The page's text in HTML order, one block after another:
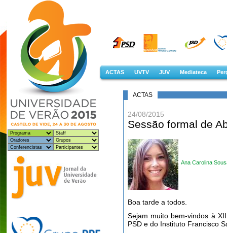
ACTAS UVTV JUV Mediateca
ACTAS
24/08/2015
Sessão formal de
Ana Carolina
Boa tarde a todos.
Sejam muito bem-vindos à
PSD e do Instituto Francisco